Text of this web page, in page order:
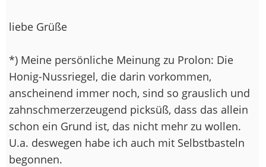
liebe Grüße
*) Meine persönliche Meinung zu Prolon: Die
Honig-Nussriegel, die darin vorkommen,
anscheinend immer noch, sind so grauslich und
zahnschmerzerzeugend picksüß, dass das allein
schon ein Grund ist, das nicht mehr zu wollen.
U.a. deswegen habe ich auch mit Selbstbasteln
begonnen.